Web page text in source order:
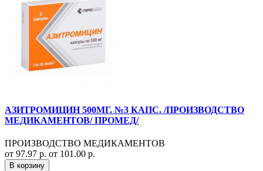
АЗИТРОМИЦИН 500МГ. №3 КАПС. /ПРОИЗВОДСТВО
МЕДИКАМЕНТОВ/ ПРОМЕД/
ПРОИЗВОДСТВО МЕДИКАМЕНТОВ
от 97.97 р. от 101.00 р.
В корзину